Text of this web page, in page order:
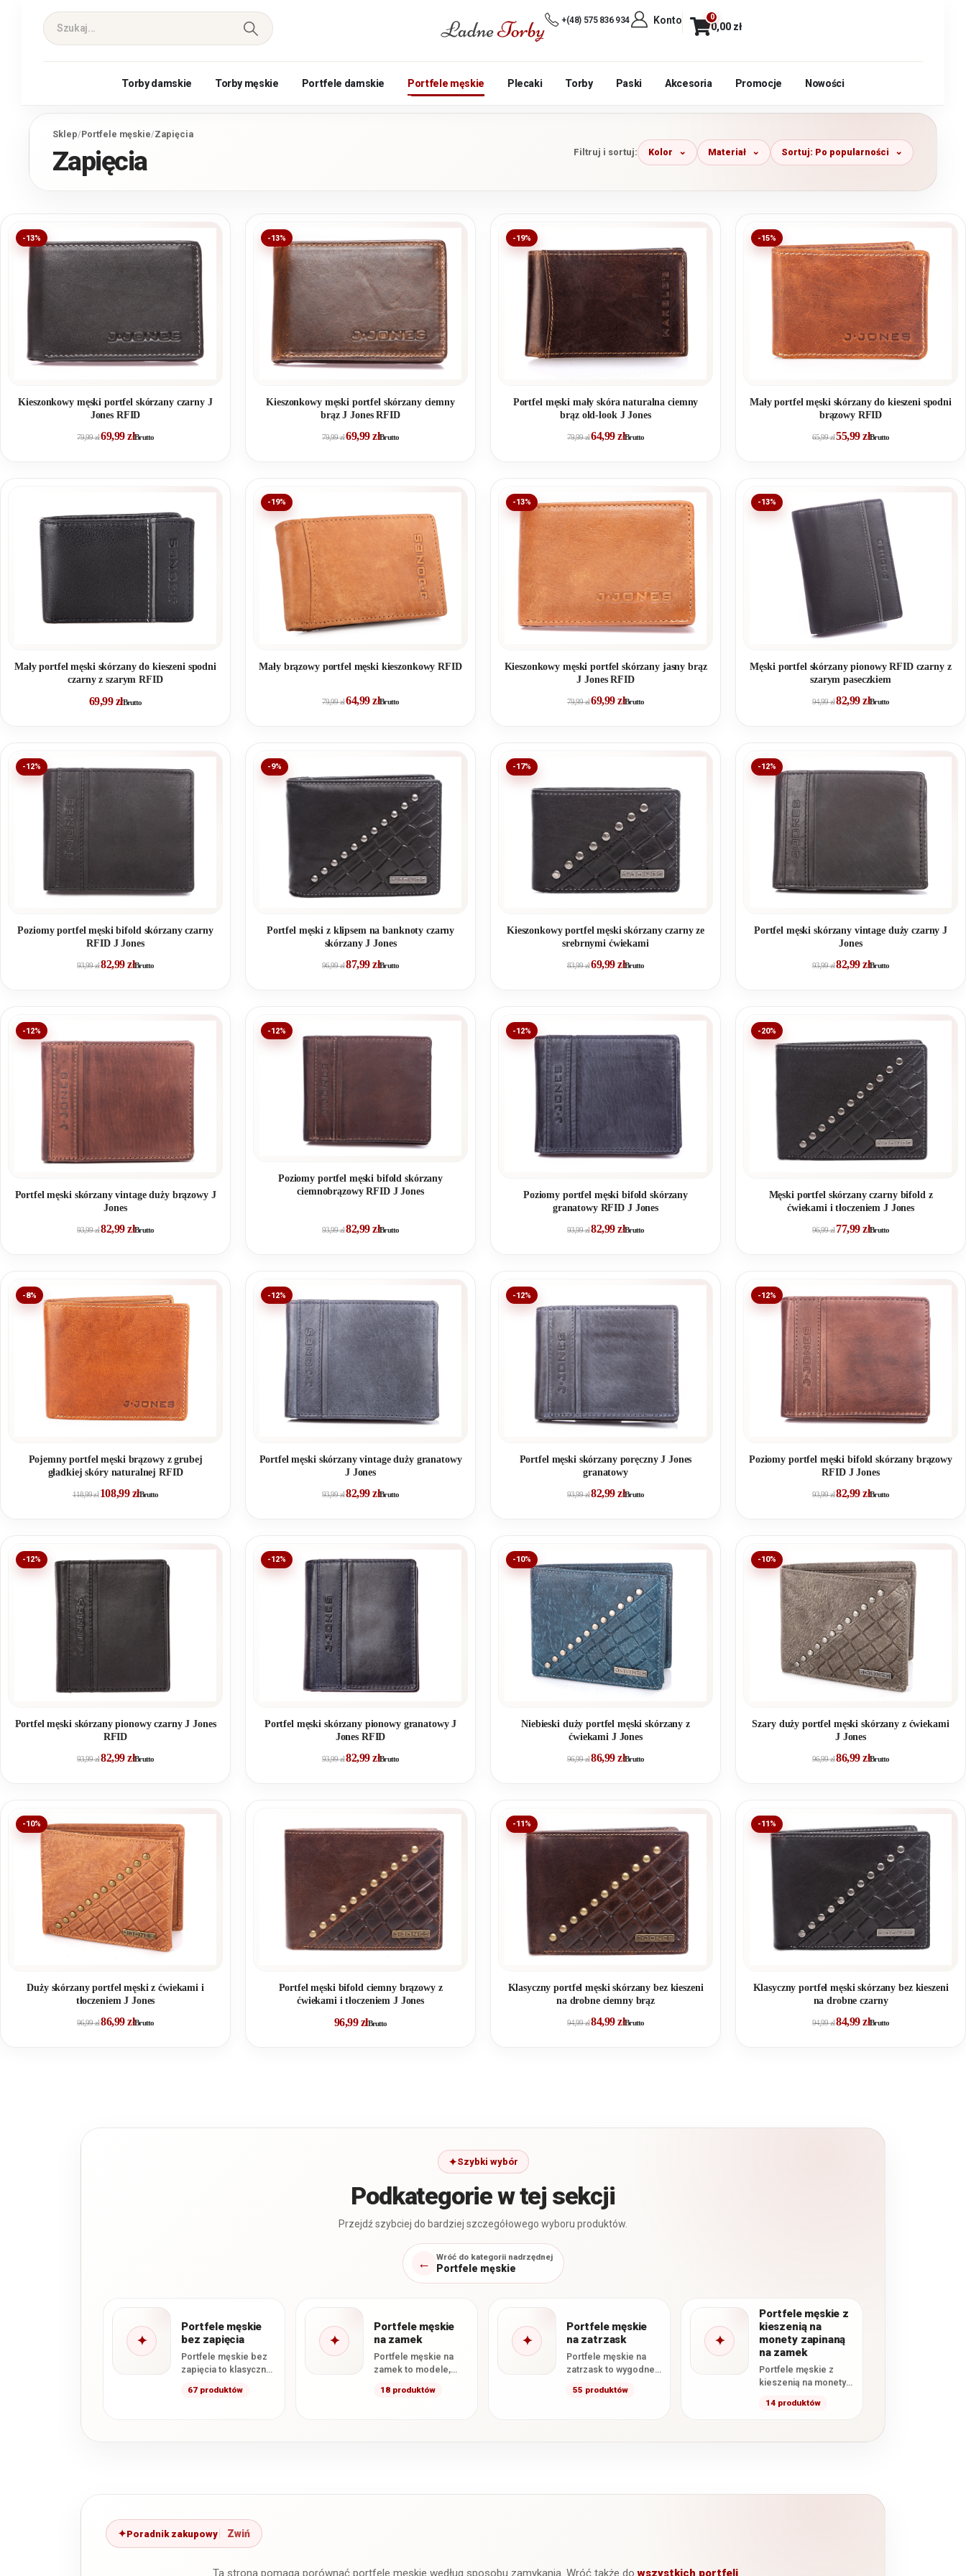
+(48) 575 836 934 Konto 0
0,00 zł
Torby damskie Torby męskie Portfele damskie Portfele męskie Plecaki Torby Paski Akcesoria Promocje Nowości
Sklep/Portfele męskie/Zapięcia
Zapięcia Filtruj i sortuj: Kolor Materiał Sortuj: Po popularności
-13%
Kieszonkowy męski portfel skórzany czarny J
Jones RFID
79,99zł69,99złBrutto
-13%
Kieszonkowy męski portfel skórzany ciemny
brąz J Jones RFID
79,99zł69,99złBrutto
-19%
Portfel męski mały skóra naturalna ciemny
brąz old-look J Jones
79,99zł64,99złBrutto
-15%
Mały portfel męski skórzany do kieszeni spodni
brązowy RFID
65,99zł55,99złBrutto
Mały portfel męski skórzany do kieszeni spodni
czarny z szarym RFID
69,99złBrutto
-19%
Mały brązowy portfel męski kieszonkowy RFID
79,99zł64,99złBrutto
-13%
Kieszonkowy męski portfel skórzany jasny brąz
J Jones RFID
79,99zł69,99złBrutto
-13%
Męski portfel skórzany pionowy RFID czarny z
szarym paseczkiem
94,99zł82,99złBrutto
-12%
Poziomy portfel męski bifold skórzany czarny
RFID J Jones
93,99zł82,99złBrutto
-9%
Portfel męski z klipsem na banknoty czarny
skórzany J Jones
96,99zł87,99złBrutto
-17%
Kieszonkowy portfel męski skórzany czarny ze
srebrnymi ćwiekami
83,99zł69,99złBrutto
-12%
Portfel męski skórzany vintage duży czarny J
Jones
93,99zł82,99złBrutto
-12%
Portfel męski skórzany vintage duży brązowy J
Jones
93,99zł82,99złBrutto
-12%
Poziomy portfel męski bifold skórzany
ciemnobrązowy RFID J Jones
93,99zł82,99złBrutto
-12%
Poziomy portfel męski bifold skórzany
granatowy RFID J Jones
93,99zł82,99złBrutto
-20%
Męski portfel skórzany czarny bifold z
ćwiekami i tłoczeniem J Jones
96,99zł 77,99złBrutto
-8%
Pojemny portfel męski brązowy z grubej
gładkiej skóry naturalnej RFID
118,99zł 108,99złBrutto
-12%
Portfel męski skórzany vintage duży granatowy
J Jones
93,99zł82,99złBrutto
-12%
Portfel męski skórzany poręczny J Jones
granatowy
93,99zł82,99złBrutto
-12%
Poziomy portfel męski bifold skórzany brązowy
RFID J Jones
93,99zł82,99złBrutto
-12%
Portfel męski skórzany pionowy czarny J Jones
RFID
93,99zł82,99złBrutto
-12%
Portfel męski skórzany pionowy granatowy J
Jones RFID
93,99zł82,99złBrutto
-10%
Niebieski duży portfel męski skórzany z
ćwiekami J Jones
96,99zł86,99złBrutto
-10%
Szary duży portfel męski skórzany z ćwiekami
J Jones
96,99zł86,99złBrutto
-10%
Duży skórzany portfel męski z ćwiekami i
tłoczeniem J Jones
96,99zł86,99złBrutto
Portfel męski bifold ciemny brązowy z
ćwiekami i tłoczeniem J Jones
96,99złBrutto
-11%
Klasyczny portfel męski skórzany bez kieszeni
na drobne ciemny brąz
94,99zł84,99złBrutto
-11%
Klasyczny portfel męski skórzany bez kieszeni
na drobne czarny
94,99zł84,99złBrutto
Szybki wybór
Podkategorie w tej sekcji
Przejdź szybciej do bardziej szczegółowego wyboru produktów.
← Wróć do kategorii nadrzędnej
Portfele męskie
✦
Portfele męskie
bez zapięcia
Portfele męskie bez
zapięcia to klasyczne
posiadają
67 produktów
✦
Portfele męskie
na zamek
Portfele męskie na
zamek to modele,
zamykana jest
18 produktów
✦
Portfele męskie
na zatrzask
Portfele męskie na
zatrzask to wygodne
pomagają utrzymać
55 produktów
✦
Portfele męskie z
kieszenią na
monety zapinaną
na zamek
Portfele męskie z
kieszenią na monety
modele wyposażone
14 produktów
Poradnik zakupowy